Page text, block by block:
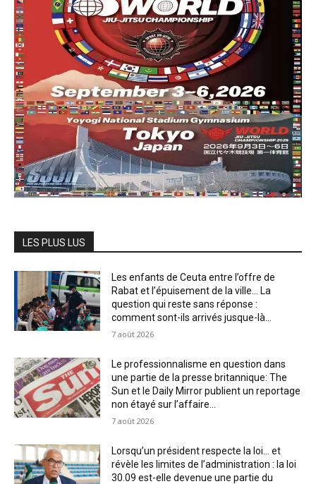
LES PLUS LUS
Les enfants de Ceuta entre l’offre de
Rabat et l’épuisement de la ville… La
question qui reste sans réponse :
comment sont-ils arrivés jusque-là...
7 août 2026
Le professionnalisme en question dans
une partie de la presse britannique: The
Sun et le Daily Mirror publient un reportage
non étayé sur l’affaire...
7 août 2026
Lorsqu’un président respecte la loi… et
révèle les limites de l’administration : la loi
30.09 est-elle devenue une partie du